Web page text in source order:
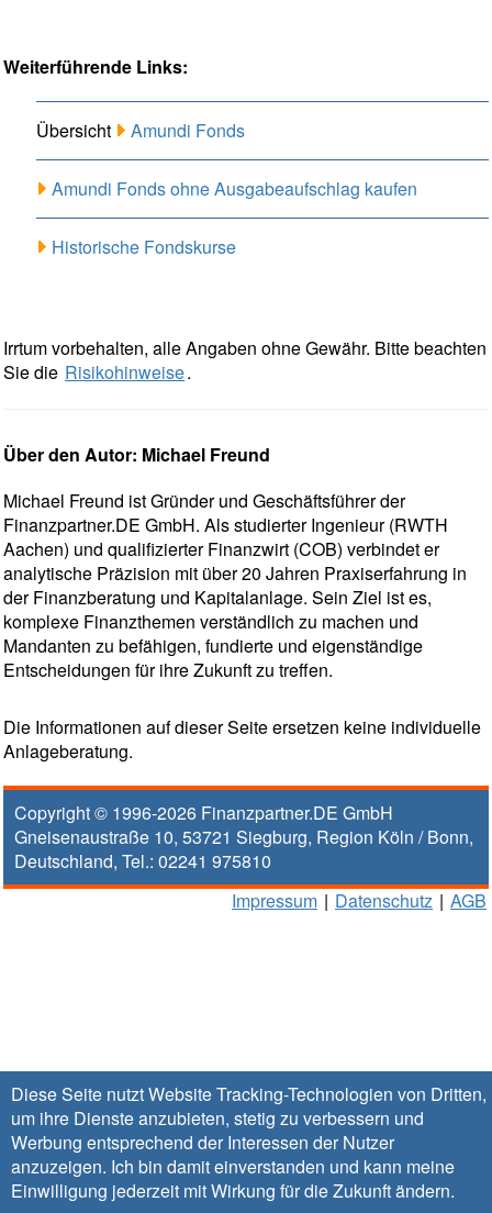
Diese Seite nutzt Website Tracking-Technologien von Dritten,
um ihre Dienste anzubieten, stetig zu verbessern und
Werbung entsprechend der Interessen der Nutzer
anzuzeigen. Ich bin damit einverstanden und kann meine
Einwilligung jederzeit mit Wirkung für die Zukunftändern.
Weiterführende Links:
Übersicht Amundi Fonds
Amundi Fonds ohne Ausgabeaufschlag kaufen
Historische Fondskurse
Irrtum vorbehalten, alle Angaben ohne Gewähr. Bitte beachten
Sie die Risikohinweise.
Über den Autor: Michael Freund
Michael Freund ist Gründer und Geschäftsführer der
Finanzpartner.DE GmbH. Als studierter Ingenieur (RWTH
Aachen) und qualifizierter Finanzwirt (COB) verbindet er
analytische Präzision mit über 20 Jahren Praxiserfahrung in
der Finanzberatung und Kapitalanlage. Sein Ziel ist es,
komplexe Finanzthemen verständlich zu machen und
Mandanten zu befähigen, fundierte und eigenständige
Entscheidungen für ihre Zukunft zu treffen.
Die Informationen auf dieser Seite ersetzen keine individuelle
Anlageberatung.
Copyright © 1996-2026 Finanzpartner.DE GmbH
Gneisenaustraße 10, 53721 Siegburg, Region Köln / Bonn,
Deutschland, Tel.: 02241 975810
Impressum | Datenschutz | AGB